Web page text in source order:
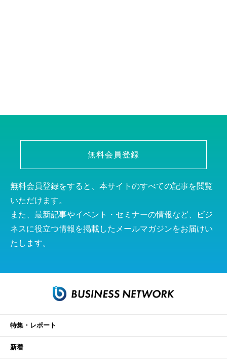
無料会員登録
無料会員登録をすると、本サイトのすべての記事を閲覧
いただけます。
また、最新記事やイベント・セミナーの情報など、ビジ
ネスに役立つ情報を掲載したメールマガジンをお届けい
たします。
特集・レポート
新着